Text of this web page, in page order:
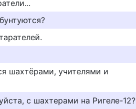
шахтёрами, учителями и
с шахтерами на Ригеле-12?